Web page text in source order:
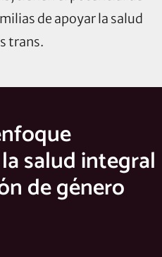
de apoyar la salud
trans.
salud integral
de género